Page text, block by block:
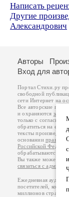
Написать
Другие
Александрович
Авторы
Вход для
Портал Стихи.ру
свободной
сети Интернет на
Все авторские
и охраняются
только с согласия
обратиться на его
тексты
основанииправил
Российской
обрабатываются на
Вы также можете
связаться с
Ежедневная
посетителей,
миллионов страниц